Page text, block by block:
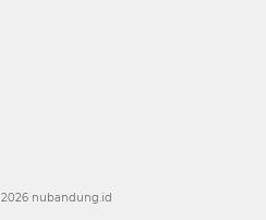
2026 nubandung.id